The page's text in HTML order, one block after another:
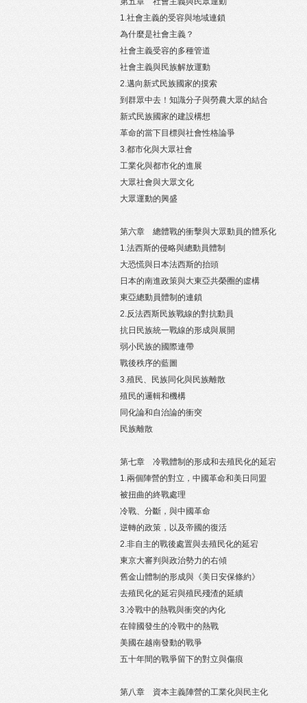
1.社會主義的受容與地域連鎖
為什麼是社會主義？
社會主義受容的多種管道
社會主義與民族解放運動
2.邁向新式民族國家的摸索
到群眾中去！知識分子與勞農大眾的結合
新式民族國家的建設構想
革命的當下目標與社會性格論爭
3.都市化與大眾社會
工業化與都市化的進展
大眾社會與大眾文化
大眾運動的興盛
第六章 總體戰的衝擊與大眾動員的體系化
1.法西斯的侵略與總動員體制
大恐慌與日本法西斯的抬頭
日本的南進政策與大東亞共榮圈的虛構
東亞總動員體制的連鎖
2.反法西斯民族戰線的對抗動員
抗日民族統一戰線的形成與展開
弱小民族的國際連帶
戰後秩序的藍圖
3.殖民、民族同化與民族離散
殖民的邏輯和機構
同化論和自治論的衝突
民族離散
第七章 冷戰體制的形成和去殖民化的延宕
1.兩個陣營的對立，中國革命和美日同盟
被扭曲的終戰處理
冷戰、分斷，與中國革命
逆轉的政策，以及帝國的復活
2.非自主的戰後處置與去殖民化的延宕
東京大審判與政治勢力的右傾
舊金山體制的形成與《美日安保條約》
去殖民化的延宕與殖民殘渣的延續
3.冷戰中的熱戰與衝突的內化
在韓國發生的冷戰中的熱戰
美國在越南發動的戰爭
五十年間的戰爭留下的對立與傷痕
第八章 資本主義陣營的工業化與民主化